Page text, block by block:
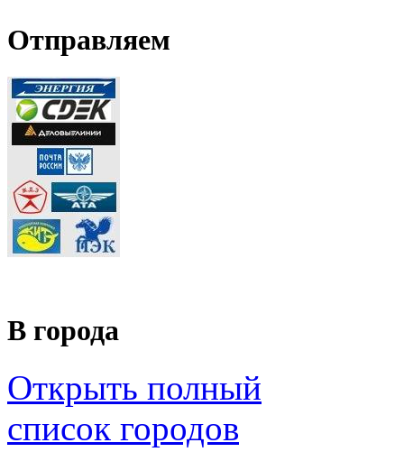
Отправляем
В города
Открыть полный
список городов